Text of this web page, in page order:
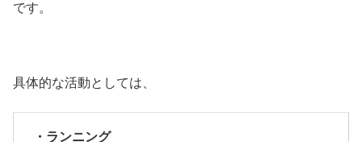
です。
具体的な活動としては、
・ランニング